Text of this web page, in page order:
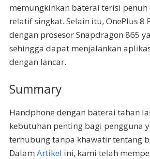
memungkinkan baterai terisi
relatif singkat. Selain itu, OnePlus 8
dengan prosesor Snapdragon 865
sehingga dapat menjalankan
dengan lancar.
Summary
Handphone dengan baterai tahan
kebutuhan penting bagi pengguna
terhubung tanpa khawatir tentang
Dalam Artikel ini, kami telah